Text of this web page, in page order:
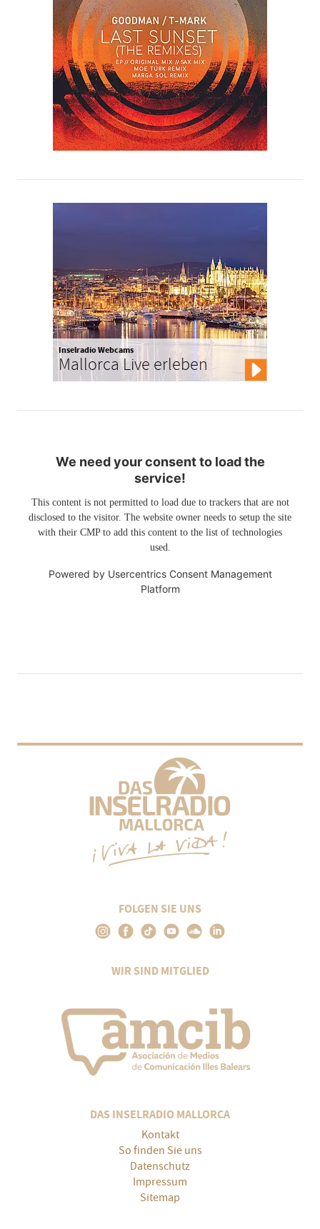
Inselradio Webcams
Mallorca Live erleben
We need your consent to load the
service!
This content is not permitted to load due to trackers that are not
disclosed to the visitor. The website owner needs to setup the site
with their CMP to add this content to the list of technologies
used.
Powered by Usercentrics Consent Management
Platform
FOLGEN SIE UNS
WIR SIND MITGLIED
DAS INSELRADIO MALLORCA
Kontakt
So finden Sie uns
Datenschutz
Impressum
Sitemap